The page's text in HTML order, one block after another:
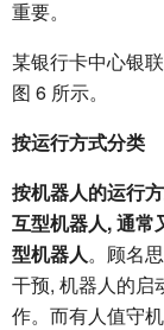
重要。
某银行卡中心银
图 6 所示。
按运行方式分类
按机器人的运行
互型机器人, 通常
型机器人。顾名
干预, 机器人的启
作。而有人值守